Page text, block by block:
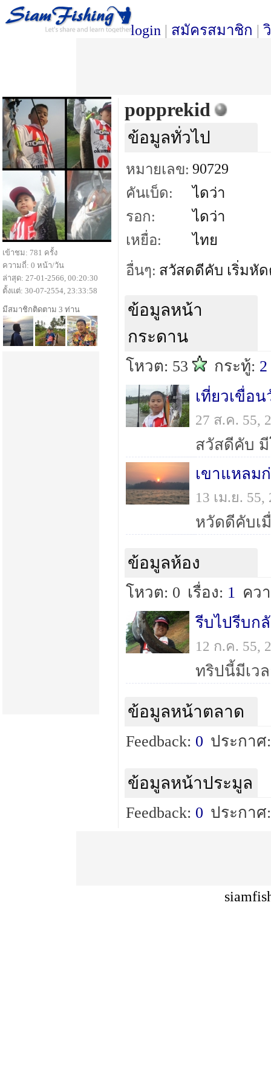
login | สมัครสมาชิก |
popprekid
ข้อมูลทั่วไป
หมายเลข: 90729
คันเบ็ด:
ไดว่า
รอก:
ไดว่า
เหยื่อ:
ไทย
อื่นๆ: สวัสดดีคับ เริ่มหั
ข้อมูลหน้า
กระดาน
โหวต: 53 กระทู้: 2
เที่ยวเขื่อ
27 ส.ค. 55,
เขาแหลม
13 เม.ย.
ข้อมูลห้อง
โหวต: 0 เรื่อง: 1 คว
รีบไปรีบก
12 ก.ค. 55,
ทริปนี้มีเว
ข้อมูลหน้าตลาด
Feedback: 0 ประกาศ
ข้อมูลหน้าประมูล
Feedback: 0 ประกาศ
เข้าชม: 781 ครั้ง
ความถี่: 0 หน้า/วัน
ล่าสุด: 27-01-2566, 00:20:30
ตั้งแต่: 30-07-2554, 23:33:58
มีสมาชิกติดตาม 3 ท่าน